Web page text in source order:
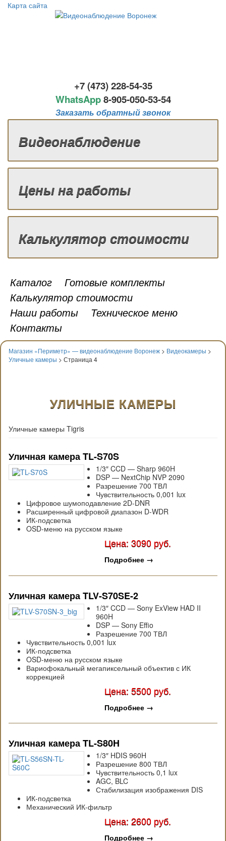
Карта сайта
+7 (473) 228-54-35
WhatsApp8-905-050-53-54
Заказать обратный звонок
Видеонаблюдение
Цены на работы
Калькулятор стоимости
Каталог
Готовые комплекты
Калькулятор стоимости
Наши работы
Техническое меню
Контакты
Магазин «Периметр» — видеонаблюдение Воронеж > Видеокамеры >
Уличные камеры > Страница 4
УЛИЧНЫЕ КАМЕРЫ
Уличные камеры Tigris
Уличная камера TL-S70S
1/3″ CCD — Sharp 960H
DSP — NextChip NVP 2090
Разрешение 700 ТВЛ
Чувствительность 0,001 lux
Цифровое шумоподавление 2D-DNR
Расширенный цифровой диапазон D-WDR
ИК-подсветка
OSD-меню на русском языке
Цена: 3090 руб.
Подробнее →
Уличная камера TLV-S70SE-2
1/3″ CCD — Sony ExView HAD II
960H
DSP — Sony Effio
Разрешение 700 ТВЛ
Чувствительность 0,001 lux
ИК-подсветка
OSD-меню на русском языке
Вариофокальный мегапиксельный объектив с ИК
коррекцией
Цена: 5500 руб.
Подробнее →
Уличная камера TL-S80H
1/3″ HDIS 960H
Разрешение 800 ТВЛ
Чувствительность 0,1 lux
AGC, BLC
Стабилизация изображения DIS
ИК-подсветка
Механический ИК-фильтр
Цена: 2600 руб.
Подробнее →